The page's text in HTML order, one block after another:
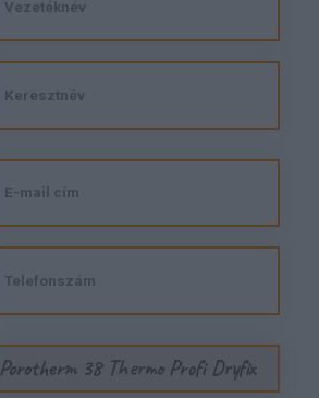
Porotherm 38 Thermo Profi Dryfix